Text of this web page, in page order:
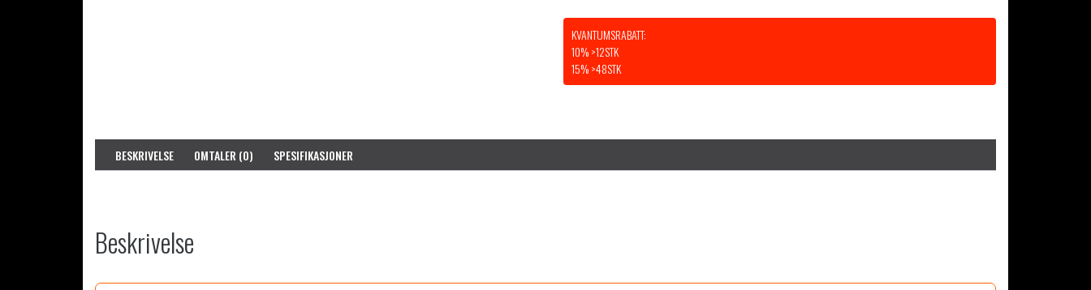
KVANTUMSRABATT:
10% >12STK
15% >48STK
BESKRIVELSE OMTALER (0) SPESIFIKASJONER
Beskrivelse